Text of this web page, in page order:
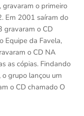
gravaram o primeiro
Em 2001 saíram do
gravaram o CD
Equipe da Favela,
o CD NA
as cópias. Findando
grupo lançou um
o CD chamado O